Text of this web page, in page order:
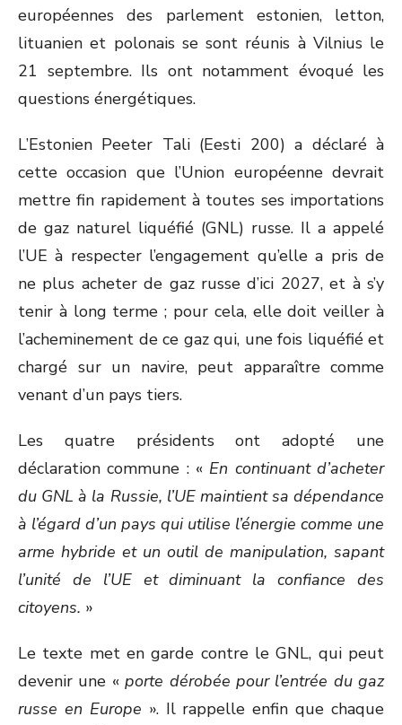
européennes des parlement estonien, letton,
lituanien et polonais se sont réunis à Vilnius le
21 septembre. Ils ont notamment évoqué les
questions énergétiques.
L’Estonien Peeter Tali (Eesti 200) a déclaré à
cette occasion que l’Union européenne devrait
mettre fin rapidement à toutes ses importations
de gaz naturel liquéfié (GNL) russe. Il a appelé
l’UE à respecter l’engagement qu’elle a pris de
ne plus acheter de gaz russe d’ici 2027, et à s’y
tenir à long terme ; pour cela, elle doit veiller à
l’acheminement de ce gaz qui, une fois liquéfié et
chargé sur un navire, peut apparaître comme
venant d’un pays tiers.
Les quatre présidents ont adopté une
déclaration commune : « En continuant d’acheter
du GNL à la Russie, l’UE maintient sa dépendance
à l’égard d’un pays qui utilise l’énergie comme une
arme hybride et un outil de manipulation, sapant
l’unité de l’UE et diminuant la confiance des
citoyens. »
Le texte met en garde contre le GNL, qui peut
devenir une «porte dérobée pour l’entrée du gaz
russe en Europe ». Il rappelle enfin que chaque